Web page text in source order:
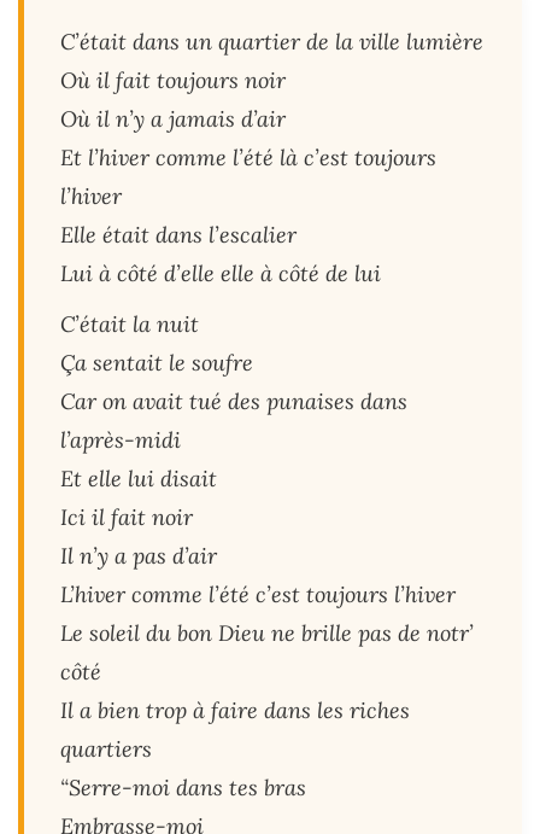
C’était dans un quartier de la ville lumière
Où il fait toujours noir
Où il n’y a jamais d’air
Et l’hiver comme l’été là c’est toujours
l’hiver
Elle était dans l’escalier
Lui à côté d’elle elle à côté de lui
C’était la nuit
Ça sentait le soufre
Car on avait tué des punaises dans
l’après-midi
Et elle lui disait
Ici il fait noir
Il n’y a pas d’air
L’hiver comme l’été c’est toujours l’hiver
Le soleil du bon Dieu ne brille pas de notr’
côté
Il a bien trop à faire dans les riches
quartiers
“Serre-moi dans tes bras
Embrasse-moi